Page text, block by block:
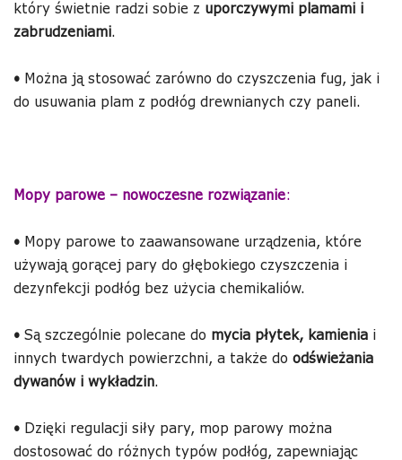
który świetnie radzi sobie z uporczywymi plamami i
zabrudzeniami.
• Można ją stosować zarówno do czyszczenia fug, jak i
do usuwania plam z podłóg drewnianych czy paneli.
Mopy parowe – nowoczesne rozwiązanie:
• Mopy parowe to zaawansowane urządzenia, które
używają gorącej pary do głębokiego czyszczenia i
dezynfekcji podłóg bez użycia chemikaliów.
• Są szczególnie polecane do mycia płytek, kamienia i
innych twardych powierzchni, a także do odświeżania
dywanów i wykładzin.
• Dzięki regulacji siły pary, mop parowy można
dostosować do różnych typów podłóg, zapewniając